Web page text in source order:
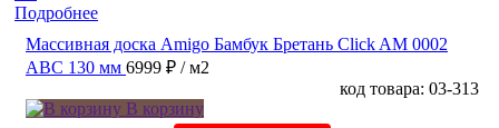
Подробнее
Массивная доска Amigo Бамбук Бретань Click AM 0002
ABC 130 мм 6999 ₽ / м2
код товара: 03-313
В корзину